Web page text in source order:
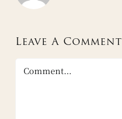
Leave A Comment